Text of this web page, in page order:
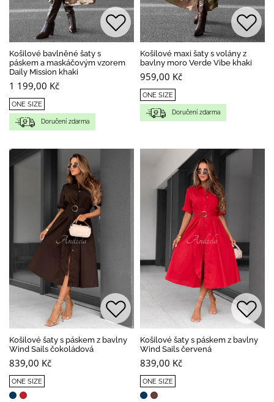
Košilové bavlněné šaty s
páskem a maskáčovým vzorem
Daily Mission khaki
1 199,00 Kč
ONE SIZE
Doručení zdarma
Košilové maxi šaty s volány z
bavlny moro Verde Vibe khaki
959,00 Kč
ONE SIZE
Doručení zdarma
Košilové šaty s páskem z bavlny
Wind Sails čokoládová
839,00 Kč
ONE SIZE
Košilové šaty s páskem z bavlny
Wind Sails červená
839,00 Kč
ONE SIZE